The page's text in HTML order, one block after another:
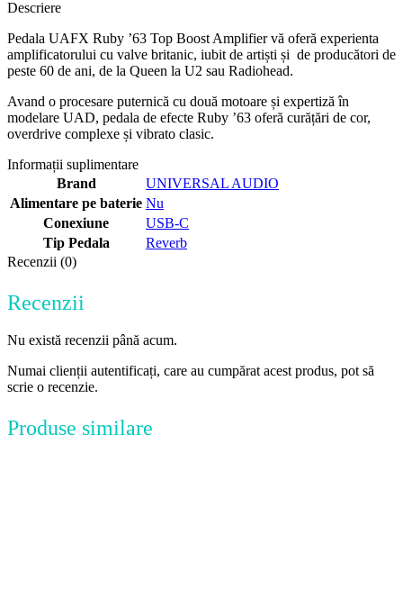
Descriere
Pedala UAFX Ruby ’63 Top Boost Amplifier vă oferă experienta
amplificatorului cu valve britanic, iubit de artiști și de producători de
peste 60 de ani, de la Queen la U2 sau Radiohead.
Avand o procesare puternică cu două motoare și expertiză în
modelare UAD, pedala de efecte Ruby ’63 oferă curățări de cor,
overdrive complexe și vibrato clasic.
Informații suplimentare
Brand
UNIVERSAL AUDIO
Alimentare pe baterie Nu
Conexiune
USB-C
Tip Pedala
Reverb
Recenzii (0)
Recenzii
Nu există recenzii până acum.
Numai clienții autentificați, care au cumpărat acest produs, pot să
scrie o recenzie.
Produse similare